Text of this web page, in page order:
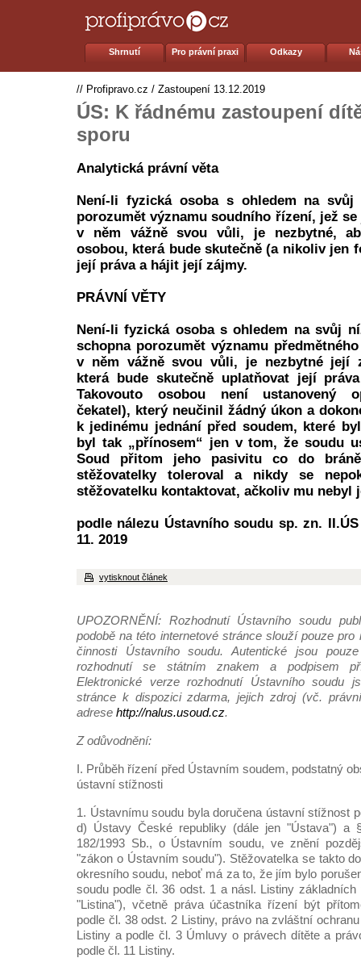
Shrnutí Pro právní praxi Odkazy
// Profipravo.cz / Zastoupení 13.12.2019
ÚS: K řádnému zastoupení
sporu
Analytická právní věta
Není-li fyzická osoba s ohledem na svůj
porozumět významu soudního řízení, jež
v něm vážně svou vůli, je nezbytné,
osobou, která bude skutečně (a nikoliv jen
její práva a hájit její zájmy.
PRÁVNÍ VĚTY
Není-li fyzická osoba s ohledem na svůj
schopna porozumět významu
v něm vážně svou vůli, je nezbytné její
která bude skutečně uplatňovat její
Takovouto osobou není ustanovený
čekatel), který neučinil žádný úkon a
k jedinému jednání před soudem, které
byl tak „přínosem“ jen v tom, že soudu
Soud přitom jeho pasivitu co do
stěžovatelky toleroval a nikdy se
stěžovatelku kontaktovat, ačkoliv mu nebyl
podle nálezu Ústavního soudu sp. zn. II.ÚS
11. 2019
vytisknout článek
UPOZORNĚNÍ: Rozhodnutí Ústavního soudu
podobě na této internetové stránce slouží pouze
činnosti Ústavního soudu. Autentické jsou
rozhodnutí se státním znakem a podpisem
Elektronické verze rozhodnutí Ústavního soudu
stránce k dispozici zdarma, jejich zdroj (vč.
adrese http://nalus.usoud.cz.
Z odůvodnění:
I. Průběh řízení před Ústavním soudem, podstatný
ústavní stížnosti
1. Ústavnímu soudu byla doručena ústavní stížnost
d) Ústavy České republiky (dále jen "Ústava") a
182/1993 Sb., o Ústavním soudu, ve znění
"zákon o Ústavním soudu"). Stěžovatelka se takto
okresního soudu, neboť má za to, že jím bylo
soudu podle čl. 36 odst. 1 a násl. Listiny
"Listina"), včetně práva účastníka řízení být
podle čl. 38 odst. 2 Listiny, právo na zvláštní
Listiny a podle čl. 3 Úmluvy o právech dítěte a
podle čl. 11 Listiny.